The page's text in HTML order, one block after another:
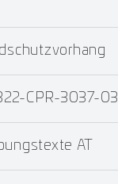
CPR-3037-03
AT